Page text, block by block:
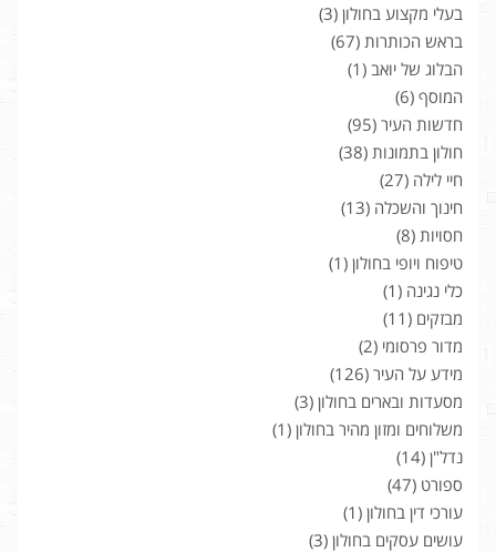
בעלי מקצוע בחולון (3)
בראש הכותרות (67)
הבלוג של יואב (1)
המוסף (6)
חדשות העיר (95)
חולון בתמונות (38)
חיי לילה (27)
חינוך והשכלה (13)
חסויות (8)
טיפוח ויופי בחולון (1)
כלי נגינה (1)
מבזקים (11)
מדור פרסומי (2)
מידע על העיר (126)
מסעדות ובארים בחולון (3)
משלוחים ומזון מהיר בחולון (1)
נדל"ן (14)
ספורט (47)
עורכי דין בחולון (1)
עושים עסקים בחולון (3)